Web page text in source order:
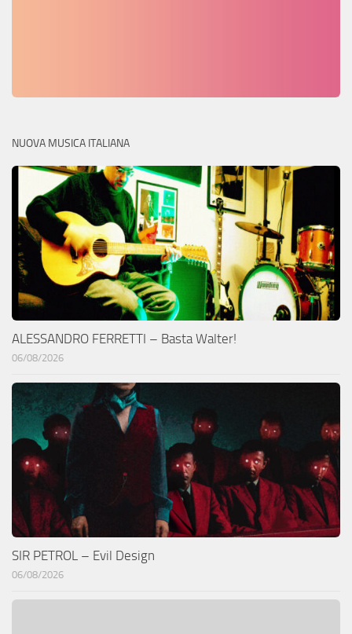
NUOVA MUSICA ITALIANA
ALESSANDRO FERRETTI – Basta Walter!
06/08/2026
SIR PETROL – Evil Design
06/08/2026